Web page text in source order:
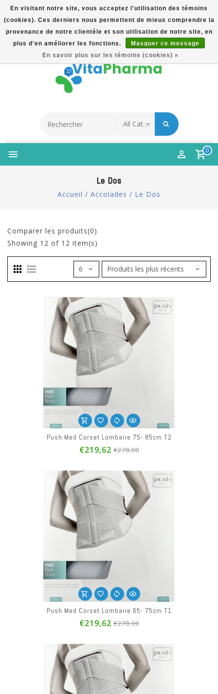
5% Korting Na Aanmelding Op Nieuwsbrief | Gratis
Verzending Vanaf €49 | Online Sinds 2007
Français
0
Le Dos
Accueil / Accolades / Le Dos
Comparer les produits(0)
Showing 12 of 12 item(s)
Push Med Corset Lombaire 75- 85cm T2
€219,62 €278,00
Push Med Corset Lombaire 65- 75cm T1
€219,62 €278,00
En visitant notre site, vous acceptez l'utilisation des témoins
(cookies). Ces derniers nous permettent de mieux comprendre la
provenance de notre clientèle et son utilisation de notre site, en
plus d'en améliorer les fonctions.
Masquer ce message
En savoir plus sur les témoins (cookies) »